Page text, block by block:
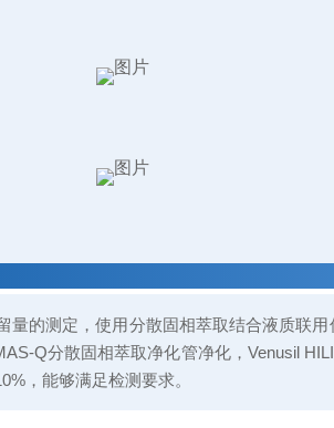
的测定，使用分散固相萃取结合液质联
Q分散固相萃取净化管净化，Venusil
，能够满足检测要求。